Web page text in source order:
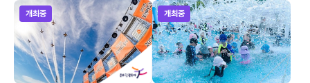
개최중 개최중